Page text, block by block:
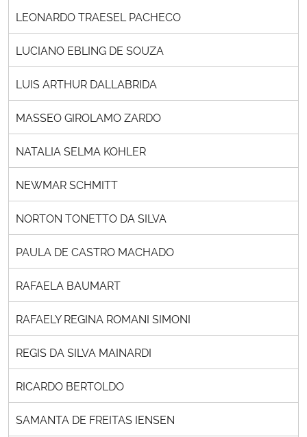
LEONARDO TRAESEL PACHECO
LUCIANO EBLING DE SOUZA
LUIS ARTHUR DALLABRIDA
MASSEO GIROLAMO ZARDO
NATALIA SELMA KOHLER
NEWMAR SCHMITT
NORTON TONETTO DA SILVA
PAULA DE CASTRO MACHADO
RAFAELA BAUMART
RAFAELY REGINA ROMANI SIMONI
REGIS DA SILVA MAINARDI
RICARDO BERTOLDO
SAMANTA DE FREITAS IENSEN